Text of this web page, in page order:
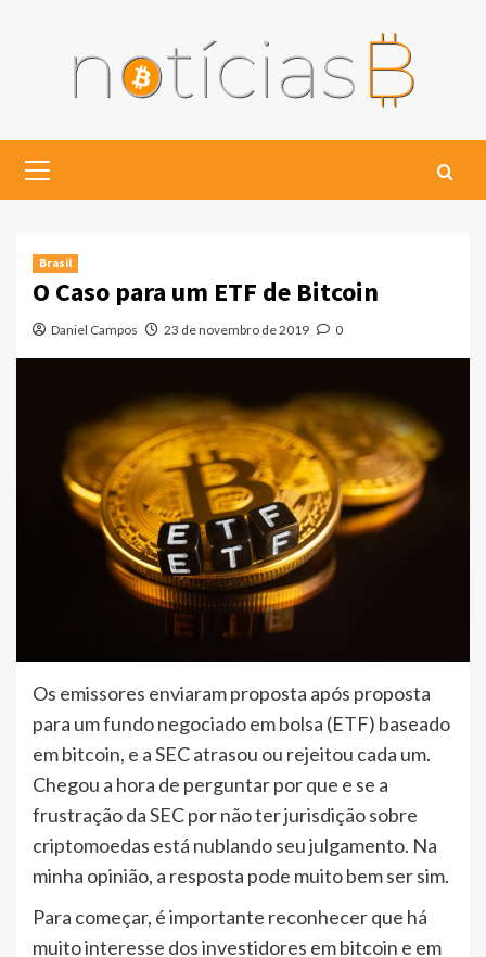
Menu
Brasil
O Caso para um ETF de Bitcoin
Daniel Campos 23 de novembro de 2019 0
Os emissores enviaram proposta após proposta
para um fundo negociado em bolsa (ETF) baseado
em bitcoin, e a SEC atrasou ou rejeitou cada um.
Chegou a hora de perguntar por que e se a
frustração da SEC por não ter jurisdição sobre
criptomoedas está nublando seu julgamento. Na
minha opinião, a resposta pode muito bem ser sim.
Para começar, é importante reconhecer que há
muito interesse dos investidores em bitcoin e em